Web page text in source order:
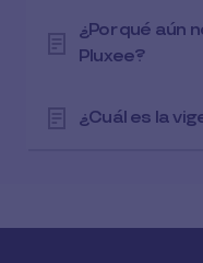
¿Por qué aún
Pluxee?
¿Cuál es la